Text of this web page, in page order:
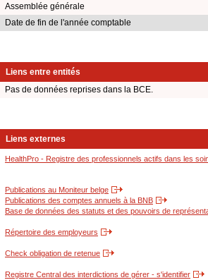
Assemblée générale
Date de fin de l'année comptable
Liens entre entités
Pas de données reprises dans la BCE.
Liens externes
HealthPro - Registre des professionnels actifs dans les
Publications au Moniteur belge
Publications des comptes annuels à la BNB
Base de données des statuts et des pouvoirs de
Répertoire des employeurs
Check obligation de retenue
Registre Central des interdictions de gérer - s'identifier